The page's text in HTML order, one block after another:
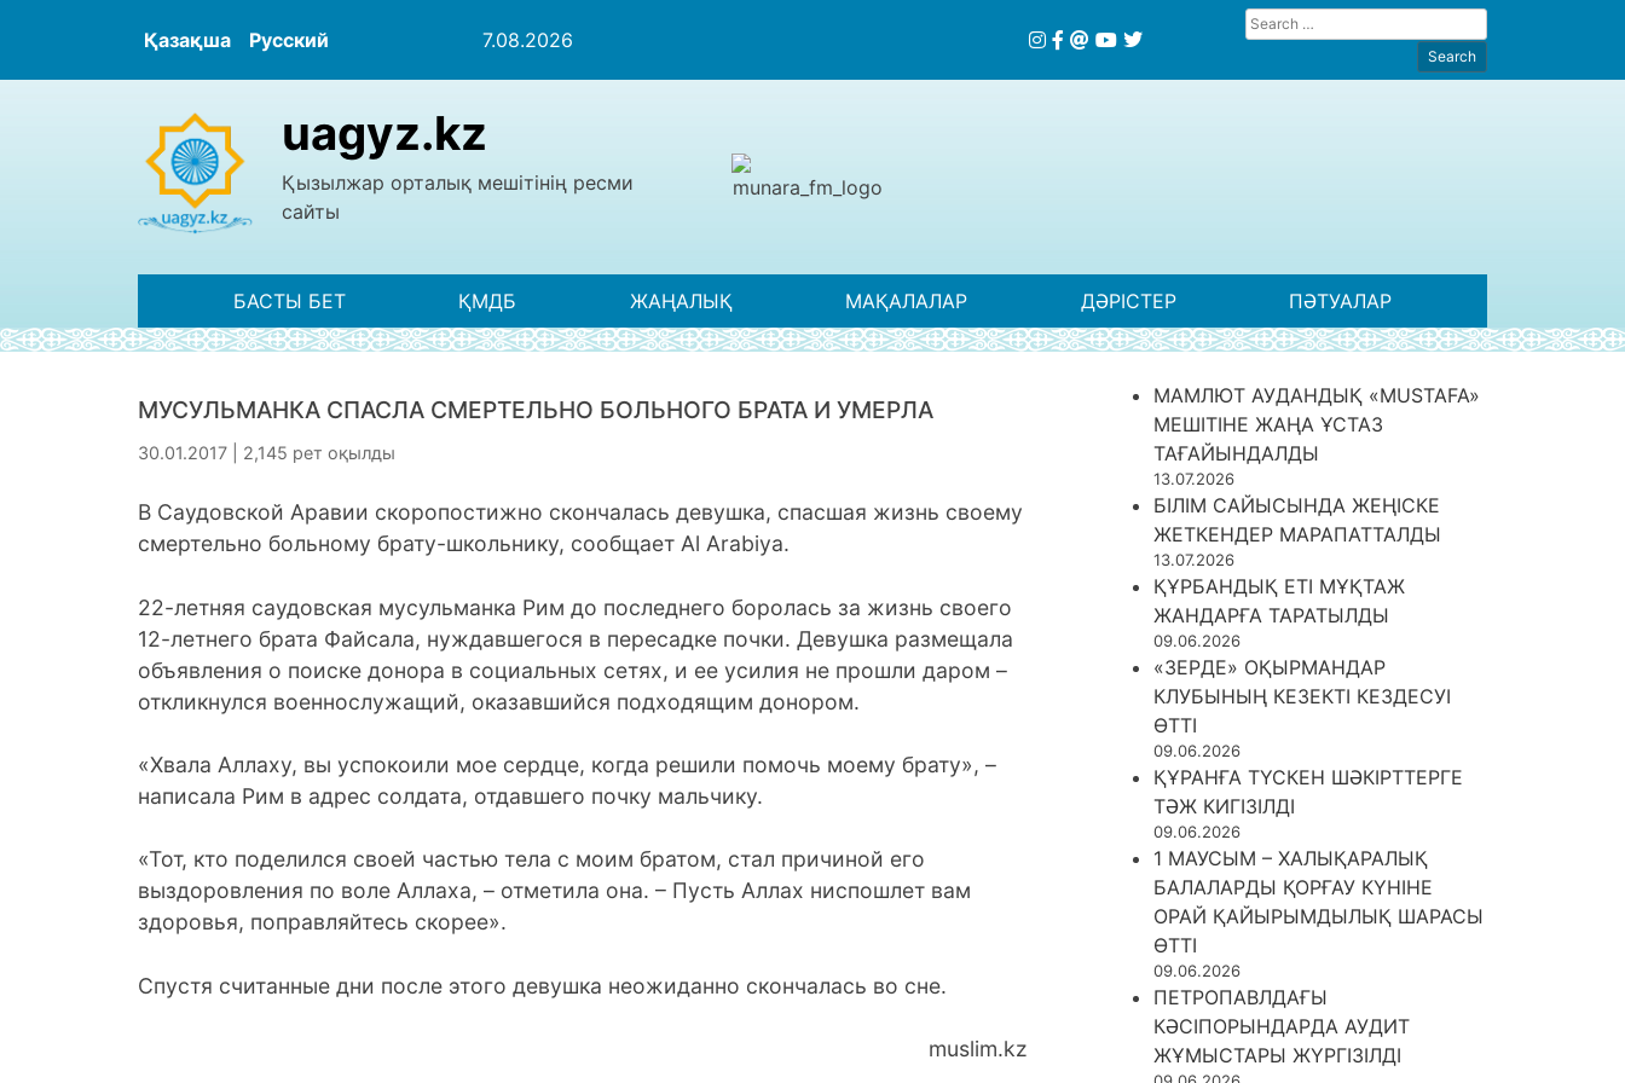
Қазақша Русский 7.08.2026
uagyz.kz
Қызылжар орталық мешітінің ресми
сайты
БАСТЫ БЕТ ҚМДБ ЖАҢАЛЫҚ МАҚАЛАЛАР ДӘРІСТЕР ПӘТУАЛАР
МУСУЛЬМАНКА СПАСЛА СМЕРТЕЛЬНО БОЛЬНОГО БРАТА И УМЕРЛА
30.01.2017 | 2,145 рет оқылды
В Саудовской Аравии скоропостижно скончалась девушка, спасшая жизнь своему
смертельно больному брату-школьнику, сообщает Аl Аrabiya.
22-летняя саудовская мусульманка Рим до последнего боролась за жизнь своего
12-летнего брата Файсала, нуждавшегося в пересадке почки. Девушка размещала
объявления о поиске донора в социальных сетях, и ее усилия не прошли даром –
откликнулся военнослужащий, оказавшийся подходящим донором.
«Хвала Аллаху, вы успокоили мое сердце, когда решили помочь моему брату», –
написала Рим в адрес солдата, отдавшего почку мальчику.
«Тот, кто поделился своей частью тела с моим братом, стал причиной его
выздоровления по воле Аллаха, – отметила она. – Пусть Аллах ниспошлет вам
здоровья, поправляйтесь скорее».
Спустя считанные дни после этого девушка неожиданно скончалась во сне.
muslim.kz
МАМЛЮТ АУДАНДЫҚ «MUSTAFA»
МЕШІТІНЕ ЖАҢА ҰСТАЗ
ТАҒАЙЫНДАЛДЫ
13.07.2026
БІЛІМ САЙЫСЫНДА ЖЕҢІСКЕ
ЖЕТКЕНДЕР МАРАПАТТАЛДЫ
13.07.2026
ҚҰРБАНДЫҚ ЕТІ МҰҚТАЖ
ЖАНДАРҒА ТАРАТЫЛДЫ
09.06.2026
«ЗЕРДЕ» ОҚЫРМАНДАР
КЛУБЫНЫҢ КЕЗЕКТІ КЕЗДЕСУІ
ӨТТІ
09.06.2026
ҚҰРАНҒА ТҮСКЕН ШӘКІРТТЕРГЕ
ТӘЖ КИГІЗІЛДІ
09.06.2026
1 МАУСЫМ – ХАЛЫҚАРАЛЫҚ
БАЛАЛАРДЫ ҚОРҒАУ КҮНІНЕ
ОРАЙ ҚАЙЫРЫМДЫЛЫҚ ШАРАСЫ
ӨТТІ
09.06.2026
ПЕТРОПАВЛДАҒЫ
КӘСІПОРЫНДАРДА АУДИТ
ЖҰМЫСТАРЫ ЖҮРГІЗІЛДІ